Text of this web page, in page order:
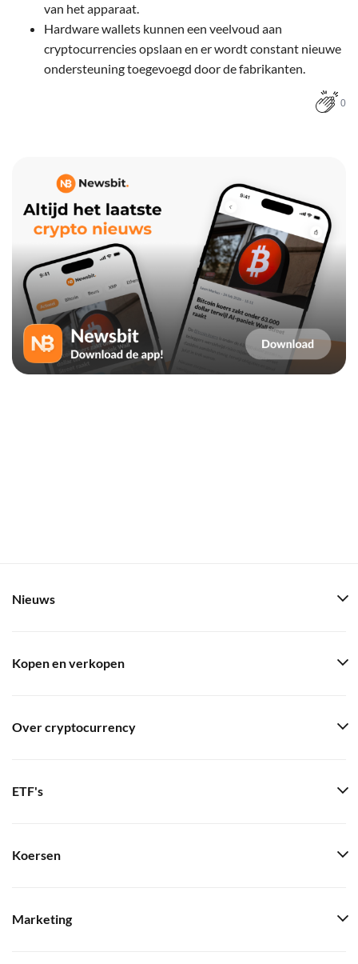
van het apparaat.
Hardware wallets kunnen een veelvoud aan
cryptocurrencies opslaan en er wordt constant nieuwe
ondersteuning toegevoegd door de fabrikanten.
0
Nieuws
Kopen en verkopen
Over cryptocurrency
ETF's
Koersen
Marketing